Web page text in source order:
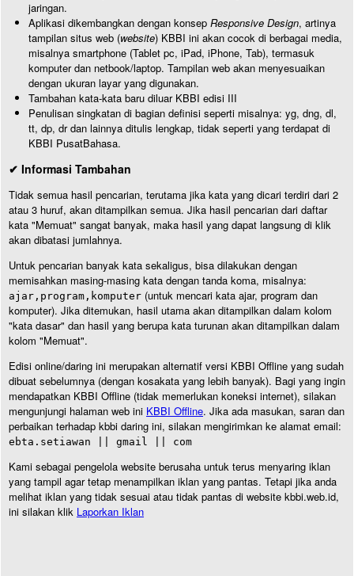
jaringan.
Aplikasi dikembangkan dengan konsep Responsive Design, artinya
tampilan situs web (website) KBBI ini akan cocok di berbagai media,
misalnya smartphone (Tablet pc, iPad, iPhone, Tab), termasuk
komputer dan netbook/laptop. Tampilan web akan menyesuaikan
dengan ukuran layar yang digunakan.
Tambahan kata-kata baru diluar KBBI edisi III
Penulisan singkatan di bagian definisi seperti misalnya: yg, dng, dl,
tt, dp, dr dan lainnya ditulis lengkap, tidak seperti yang terdapat di
KBBI PusatBahasa.
✔ Informasi Tambahan
Tidak semua hasil pencarian, terutama jika kata yang dicari terdiri dari 2
atau 3 huruf, akan ditampilkan semua. Jika hasil pencarian dari daftar
kata "Memuat" sangat banyak, maka hasil yang dapat langsung di klik
akan dibatasi jumlahnya.
Untuk pencarian banyak kata sekaligus, bisa dilakukan dengan
memisahkan masing-masing kata dengan tanda koma, misalnya:
ajar,program,komputer (untuk mencari kata ajar, program dan
komputer). Jika ditemukan, hasil utama akan ditampilkan dalam kolom
"kata dasar" dan hasil yang berupa kata turunan akan ditampilkan dalam
kolom "Memuat".
Edisi online/daring ini merupakan alternatif versi KBBI Offline yang sudah
dibuat sebelumnya (dengan kosakata yang lebih banyak). Bagi yang ingin
mendapatkan KBBI Offline (tidak memerlukan koneksi internet), silakan
mengunjungi halaman web ini KBBI Offline. Jika ada masukan, saran dan
perbaikan terhadap kbbi daring ini, silakan mengirimkan ke alamat email:
ebta.setiawan || gmail || com
Kami sebagai pengelola website berusaha untuk terus menyaring iklan
yang tampil agar tetap menampilkan iklan yang pantas. Tetapi jika anda
melihat iklan yang tidak sesuai atau tidak pantas di website kbbi.web.id,
ini silakan klik Laporkan Iklan